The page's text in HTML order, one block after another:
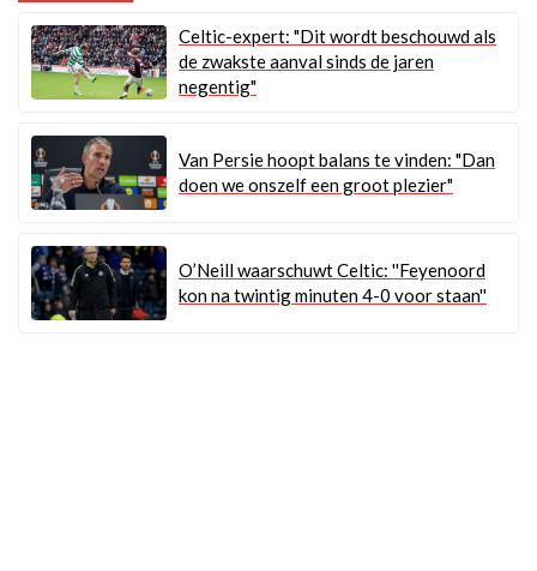
Celtic-expert: "Dit wordt beschouwd als
de zwakste aanval sinds de jaren
negentig"
Van Persie hoopt balans te vinden: "Dan
doen we onszelf een groot plezier"
O’Neill waarschuwt Celtic: ''Feyenoord
kon na twintig minuten 4-0 voor staan''